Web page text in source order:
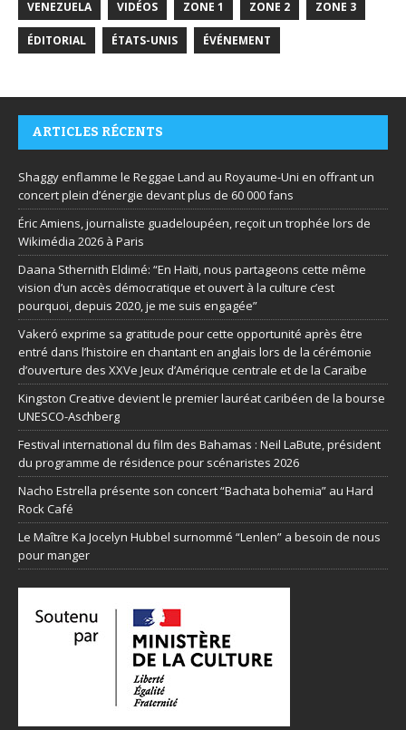
VENEZUELA VIDÉOS ZONE 1 ZONE 2 ZONE 3
ÉDITORIAL ÉTATS-UNIS ÉVÉNEMENT
ARTICLES RÉCENTS
Shaggy enflamme le Reggae Land au Royaume-Uni en offrant un
concert plein d’énergie devant plus de 60 000 fans
Éric Amiens, journaliste guadeloupéen, reçoit un trophée lors de
Wikimédia 2026 à Paris
Daana Sthernith Eldimé: “En Haïti, nous partageons cette même
vision d’un accès démocratique et ouvert à la culture c’est
pourquoi, depuis 2020, je me suis engagée”
Vakeró exprime sa gratitude pour cette opportunité après être
entré dans l’histoire en chantant en anglais lors de la cérémonie
d’ouverture des XXVe Jeux d’Amérique centrale et de la Caraïbe
Kingston Creative devient le premier lauréat caribéen de la bourse
UNESCO-Aschberg
Festival international du film des Bahamas : Neil LaBute, président
du programme de résidence pour scénaristes 2026
Nacho Estrella présente son concert “Bachata bohemia” au Hard
Rock Café
Le Maître Ka Jocelyn Hubbel surnommé “Lenlen” a besoin de nous
pour manger